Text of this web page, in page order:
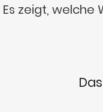
Es zeigt,